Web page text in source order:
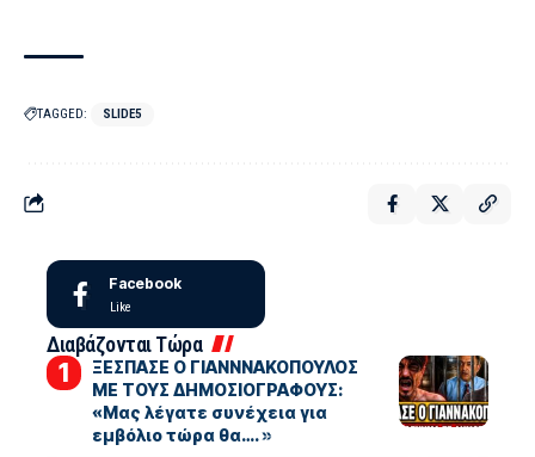
TAGGED: SLIDE5
Facebook
Like
Διαβάζονται Τώρα
ΞΕΣΠΑΣΕ Ο ΓΙΑΝΝΝΑΚΟΠΟΥΛΟΣ
ΜΕ ΤΟΥΣ ΔΗΜΟΣΙΟΓΡΑΦΟΥΣ:
«Μας λέγατε συνέχεια για
εμβόλιο τώρα θα…. »